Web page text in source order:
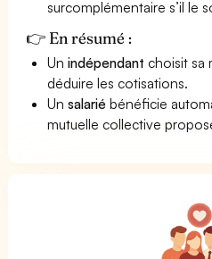
surcomplémentaire s’il le
👉 En résumé :
Unindépendant choisit sa
déduire les cotisations.
Unsalarié bénéficie
mutuelle collective